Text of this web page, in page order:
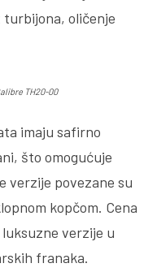
turbijona, oličenje
TH20-00
imaju safirno
što omogućuje
verzije povezane su
kopčom. Cena
verzije u
franaka.